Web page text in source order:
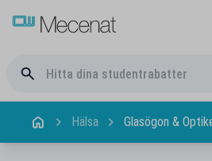
Hälsa Glasögon &